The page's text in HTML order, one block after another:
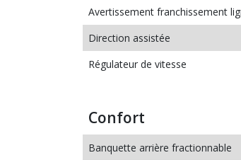
Avertissement franchissement
Direction assistée
Régulateur de vitesse
Confort
Banquette arrière fractionnable